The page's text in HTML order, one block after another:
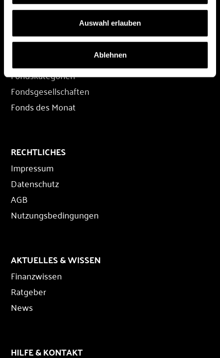
Auswahl erlauben
Ablehnen
FONDS
Fondskategorien
Fondsgesellschaften
Fonds des Monat
RECHTLICHES
Impressum
Datenschutz
AGB
Nutzungsbedingungen
AKTUELLES & WISSEN
Finanzwissen
Ratgeber
News
HILFE & KONTAKT